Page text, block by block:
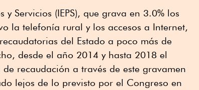
y Servicios (IEPS), que grava en 3.0% los
la telefonía rural y los accesos a Internet,
del Estado a poco más de
desde el año 2014 y hasta 2018 el
recaudación a través de este gravamen
lejos de lo previsto por el Congreso en